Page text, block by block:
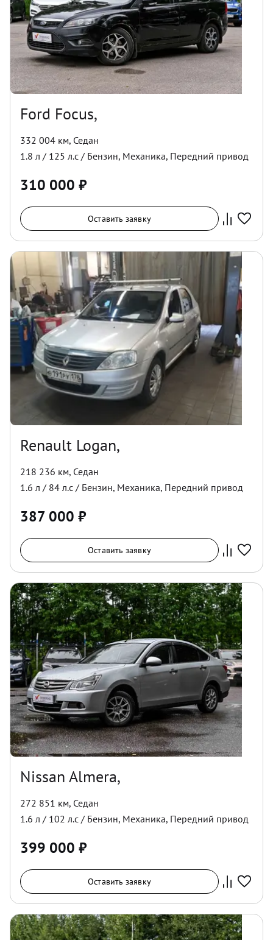
Ford Focus,
332 004 км, Седан
1.8 л / 125 л.с / Бензин, Механика, Передний привод
310 000 ₽
Оставить заявку
Renault Logan,
218 236 км, Седан
1.6 л / 84 л.с / Бензин, Механика, Передний привод
387 000 ₽
Оставить заявку
Nissan Almera,
272 851 км, Седан
1.6 л / 102 л.с / Бензин, Механика, Передний привод
399 000 ₽
Оставить заявку